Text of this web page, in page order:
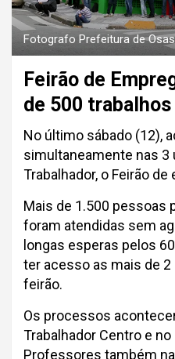
Fotografo Prefeitura de
Feirão de
de 500
No último sábado (12),
simultaneamente nas 3
Trabalhador, o Feirão
Mais de 1.500 pessoas
foram atendidas sem
longas esperas pelos
ter acesso as mais de
feirão.
Os processos
Trabalhador Centro e
Professores também